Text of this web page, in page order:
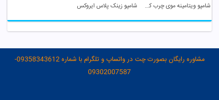
شامپو ویتامینه موی چرب کاندید شامپو زینک پلاس ایروکس
مشاوره رایگان بصورت چت در واتساپ و تلگرام با شماره 09358343612-
09302007587